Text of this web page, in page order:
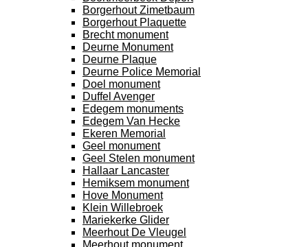
Borgerhout Zimetbaum
Borgerhout Plaquette
Brecht monument
Deurne Monument
Deurne Plaque
Deurne Police Memorial
Doel monument
Duffel Avenger
Edegem monuments
Edegem Van Hecke
Ekeren Memorial
Geel monument
Geel Stelen monument
Hallaar Lancaster
Hemiksem monument
Hove Monument
Klein Willebroek
Mariekerke Glider
Meerhout De Vleugel
Meerhout monument